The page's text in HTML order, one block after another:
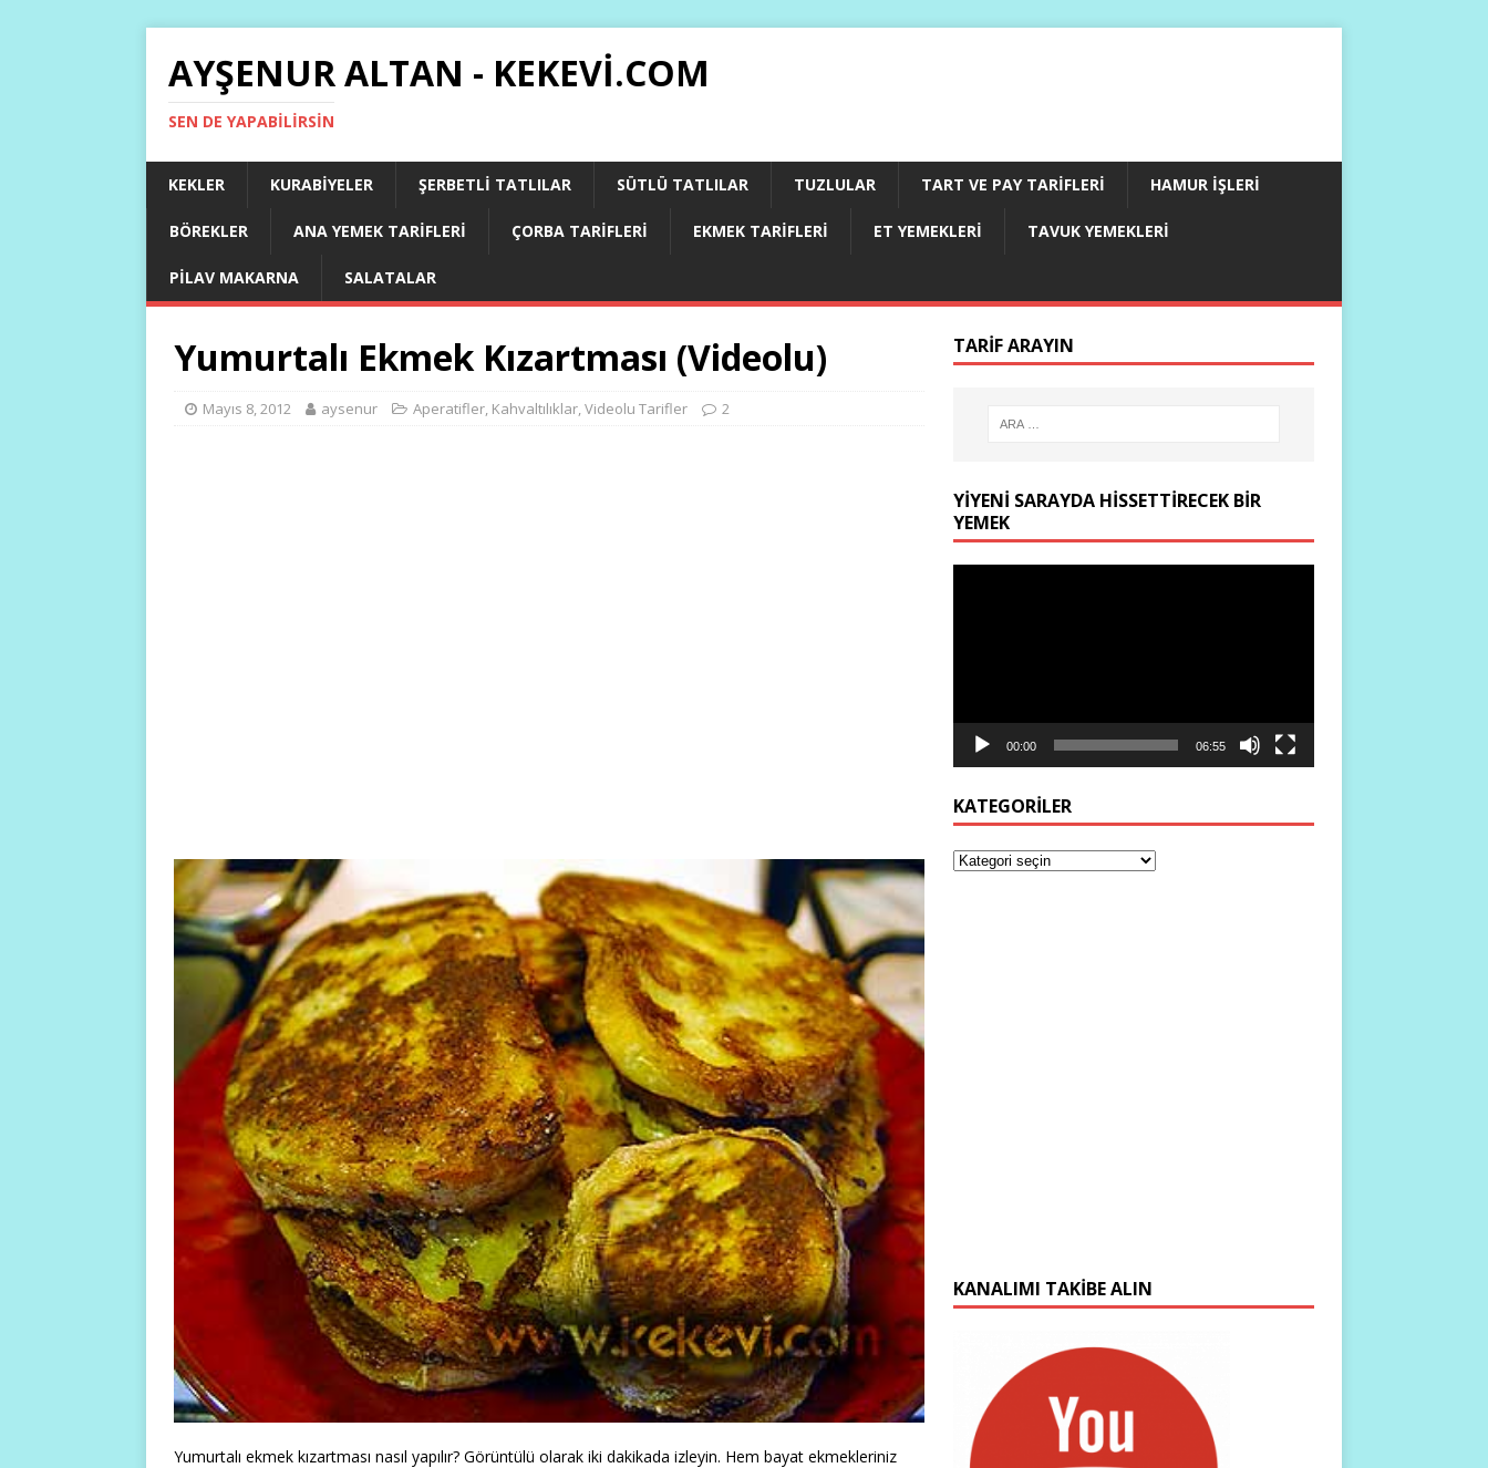
AYŞENUR ALTAN - KEKEVI.COM
SEN DE YAPABILIRSIN
KEKLER KURABIYELER ŞERBETLI TATLILAR SÜTLÜ TATLILAR TUZLULAR TART VE PAY TARIFLERI HAMUR İŞLERI
BÖREKLER ANA YEMEK TARIFLERI ÇORBA TARIFLERI EKMEK TARIFLERI ET YEMEKLERI TAVUK YEMEKLERI
PILAV MAKARNA SALATALAR
Yumurtalı Ekmek Kızartması (Videolu)
Mayıs 8, 2012 aysenur Aperatifler, Kahvaltılıklar,Videolu Tarifler 2
Yumurtalı ekmek kızartması nasıl yapılır? Görüntülü olarak iki dakikada izleyin. Hem bayat ekmekleriniz
TARIF ARAYIN
YIYENI SARAYDA HISSETTIRECEK BIR
YEMEK
00:00 06:55
KATEGORILER
KANALIMI TAKIBE ALIN